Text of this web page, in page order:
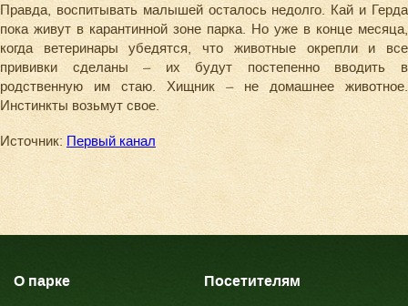
Правда, воспитывать малышей осталось недолго. Кай и Герда
пока живут в карантинной зоне парка. Но уже в конце месяца,
когда ветеринары убедятся, что животные окрепли и все
прививки сделаны – их будут постепенно вводить в
родственную им стаю. Хищник – не домашнее животное.
Инстинкты возьмут свое.
Источник:Первый канал
О парке
Посетителям